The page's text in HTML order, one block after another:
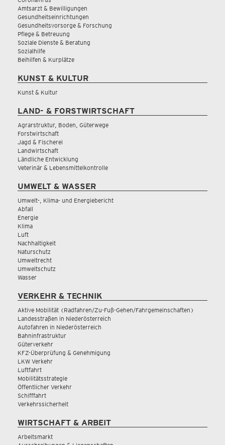
Amtsarzt & Bewilligungen
Gesundheitseinrichtungen
Gesundheitsvorsorge & Forschung
Pflege & Betreuung
Soziale Dienste & Beratung
Sozialhilfe
Beihilfen & Kurplätze
KUNST & KULTUR
Kunst & Kultur
LAND- & FORSTWIRTSCHAFT
Agrarstruktur, Boden, Güterwege
Forstwirtschaft
Jagd & Fischerei
Landwirtschaft
Ländliche Entwicklung
Veterinär & Lebensmittelkontrolle
UMWELT & WASSER
Umwelt-, Klima- und Energiebericht
Abfall
Energie
Klima
Luft
Nachhaltigkeit
Naturschutz
Umweltrecht
Umweltschutz
Wasser
VERKEHR & TECHNIK
Aktive Mobilität (Radfahren/Zu-Fuß-Gehen/Fahrgemeinschaften)
Landesstraßen in Niederösterreich
Autofahren in Niederösterreich
Bahninfrastruktur
Güterverkehr
KFZ-Überprüfung & Genehmigung
LKW Verkehr
Luftfahrt
Mobilitätsstrategie
Öffentlicher Verkehr
Schifffahrt
Verkehrssicherheit
WIRTSCHAFT & ARBEIT
Arbeitsmarkt